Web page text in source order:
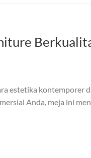
estetika kontemporer
Anda, meja ini